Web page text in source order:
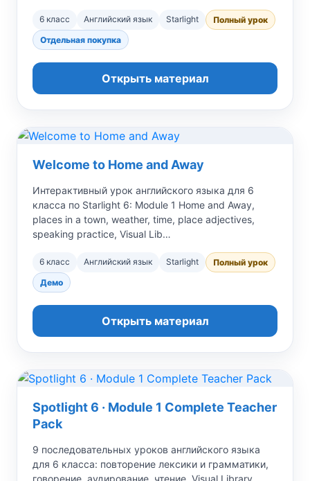
6 класс Английский язык Starlight
Полный урок
Отдельная покупка
Открыть материал
Welcome to Home and Away
Интерактивный урок английского языка для 6
класса по Starlight 6: Module 1 Home and Away,
places in a town, weather, time, place adjectives,
speaking practice, Visual Lib…
6 класс Английский язык Starlight
Полный урок
Демо
Открыть материал
Spotlight 6 · Module 1 Complete Teacher
Pack
9 последовательных уроков английского языка
для 6 класса: повторение лексики и грамматики,
говорение, аудирование, чтение, Visual Library,